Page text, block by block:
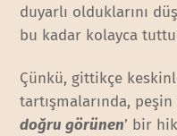
duyarlı olduklarını
bu kadar kolayca
Çünkü, gittikçe
tartışmalarında, peşin
doğru görünen’ bir